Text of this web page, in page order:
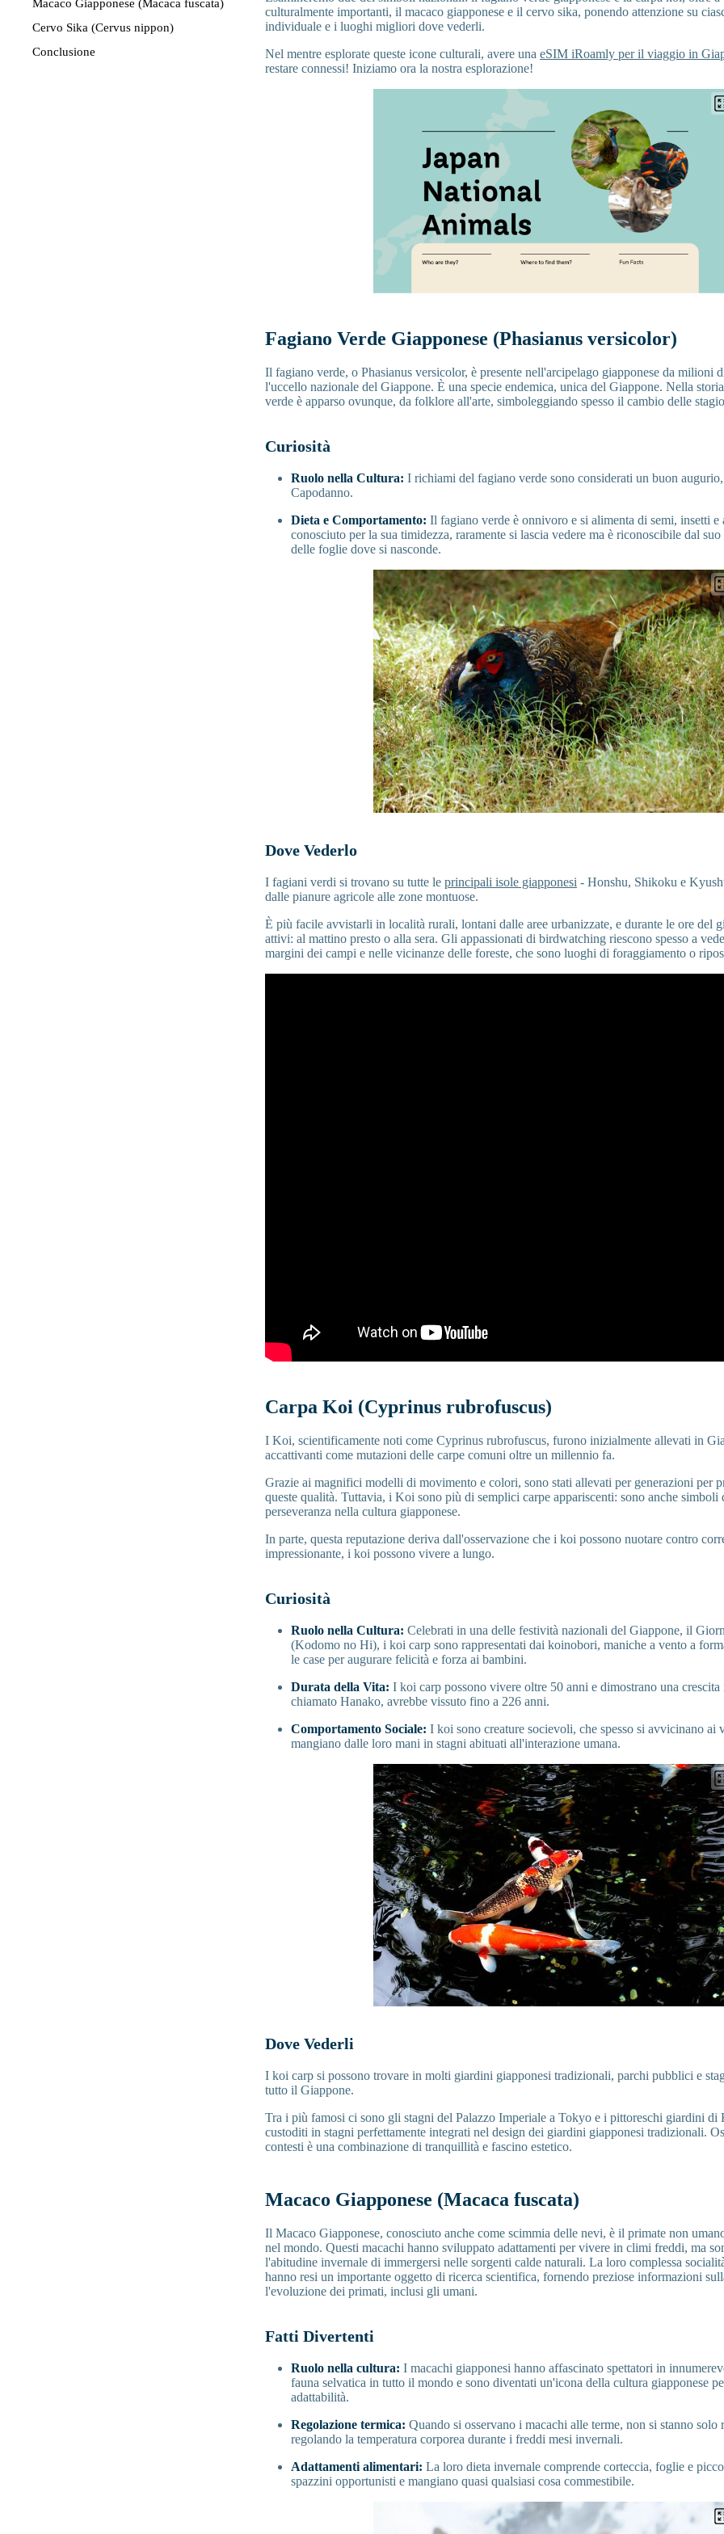
Macaco Giapponese (Macaca fuscata)
Cervo Sika (Cervus nippon)
Conclusione
culturalmente importanti, il macaco giapponese e il cervo sika, ponendo attenzione su
individuale e i luoghi migliori dove vederli.
Nel mentre esplorate queste icone culturali, avere una eSIM iRoamly per il viaggio in
restare connessi! Iniziamo ora la nostra esplorazione!
Fagiano Verde Giapponese (Phasianus versicolor)
Il fagiano verde, o Phasianus versicolor, è presente nell'arcipelago giapponese da milioni
l'uccello nazionale del Giappone. È una specie endemica, unica del Giappone. Nella
verde è apparso ovunque, da folklore all'arte, simboleggiando spesso il cambio delle
Curiosità
Ruolo nella Cultura: I richiami del fagiano verde sono considerati un buon augurio,
Capodanno.
Dieta e Comportamento: Il fagiano verde è onnivoro e si alimenta di semi, insetti
conosciuto per la sua timidezza, raramente si lascia vedere ma è riconoscibile dal
delle foglie dove si nasconde.
Dove Vederlo
I fagiani verdi si trovano su tutte le principali isole giapponesi - Honshu, Shikoku e
dalle pianure agricole alle zone montuose.
È più facile avvistarli in località rurali, lontani dalle aree urbanizzate, e durante le ore del
attivi: al mattino presto o alla sera. Gli appassionati di birdwatching riescono spesso a
margini dei campi e nelle vicinanze delle foreste, che sono luoghi di foraggiamento o
Carpa Koi (Cyprinus rubrofuscus)
I Koi, scientificamente noti come Cyprinus rubrofuscus, furono inizialmente allevati in
accattivanti come mutazioni delle carpe comuni oltre un millennio fa.
Grazie ai magnifici modelli di movimento e colori, sono stati allevati per generazioni per
queste qualità. Tuttavia, i Koi sono più di semplici carpe appariscenti: sono anche simboli
perseveranza nella cultura giapponese.
In parte, questa reputazione deriva dall'osservazione che i koi possono nuotare contro
impressionante, i koi possono vivere a lungo.
Curiosità
Ruolo nella Cultura: Celebrati in una delle festività nazionali del Giappone, il
(Kodomo no Hi), i koi carp sono rappresentati dai koinobori, maniche a vento a
le case per augurare felicità e forza ai bambini.
Durata della Vita: I koi carp possono vivere oltre 50 anni e dimostrano una
chiamato Hanako, avrebbe vissuto fino a 226 anni.
Comportamento Sociale: I koi sono creature socievoli, che spesso si avvicinano ai
mangiano dalle loro mani in stagni abituati all'interazione umana.
Dove Vederli
I koi carp si possono trovare in molti giardini giapponesi tradizionali, parchi pubblici e
tutto il Giappone.
Tra i più famosi ci sono gli stagni del Palazzo Imperiale a Tokyo e i pittoreschi giardini di
custoditi in stagni perfettamente integrati nel design dei giardini giapponesi tradizionali.
contesti è una combinazione di tranquillità e fascino estetico.
Macaco Giapponese (Macaca fuscata)
Il Macaco Giapponese, conosciuto anche come scimmia delle nevi, è il primate non
nel mondo. Questi macachi hanno sviluppato adattamenti per vivere in climi freddi, ma
l'abitudine invernale di immergersi nelle sorgenti calde naturali. La loro complessa
hanno resi un importante oggetto di ricerca scientifica, fornendo preziose informazioni
l'evoluzione dei primati, inclusi gli umani.
Fatti Divertenti
Ruolo nella cultura: I macachi giapponesi hanno affascinato spettatori in
fauna selvatica in tutto il mondo e sono diventati un'icona della cultura giapponese
adattabilità.
Regolazione termica: Quando si osservano i macachi alle terme, non si stanno solo
regolando la temperatura corporea durante i freddi mesi invernali.
Adattamenti alimentari: La loro dieta invernale comprende corteccia, foglie e
spazzini opportunisti e mangiano quasi qualsiasi cosa commestibile.